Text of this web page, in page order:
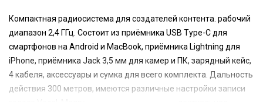
Компактная радиосистема для создателей контента. рабочий
диапазон 2,4 ГГц. Состоит из приёмника USB Type-C для
смартфонов на Andrоid и MacBook, приёмника Lightning для
iPhone, приёмника Jack 3,5 мм для камер и ПК, зарядный кейс,
4 кабеля, аксессуары и сумка для всего комплекта. Дальность
действия 300 метров, имеются различные настройки записи